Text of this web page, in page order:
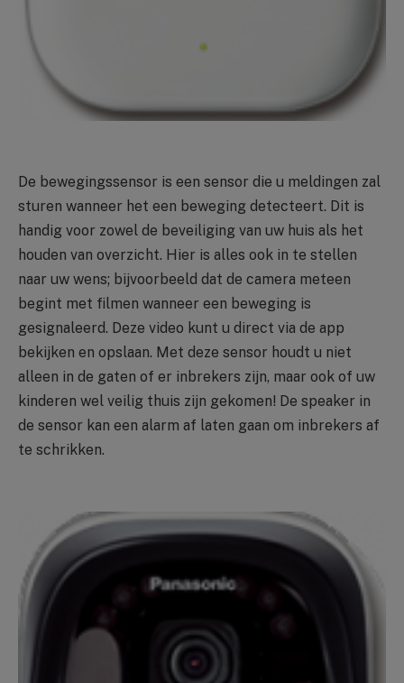
De bewegingssensor is een sensor die u meldingen zal
sturen wanneer het een beweging detecteert. Dit is
handig voor zowel de beveiliging van uw huis als het
houden van overzicht. Hier is alles ook in te stellen
naar uw wens; bijvoorbeeld dat de camera meteen
begint met filmen wanneer een beweging is
gesignaleerd. Deze video kunt u direct via de app
bekijken en opslaan. Met deze sensor houdt u niet
alleen in de gaten of er inbrekers zijn, maar ook of uw
kinderen wel veilig thuis zijn gekomen! De speaker in
de sensor kan een alarm af laten gaan om inbrekers af
te schrikken.